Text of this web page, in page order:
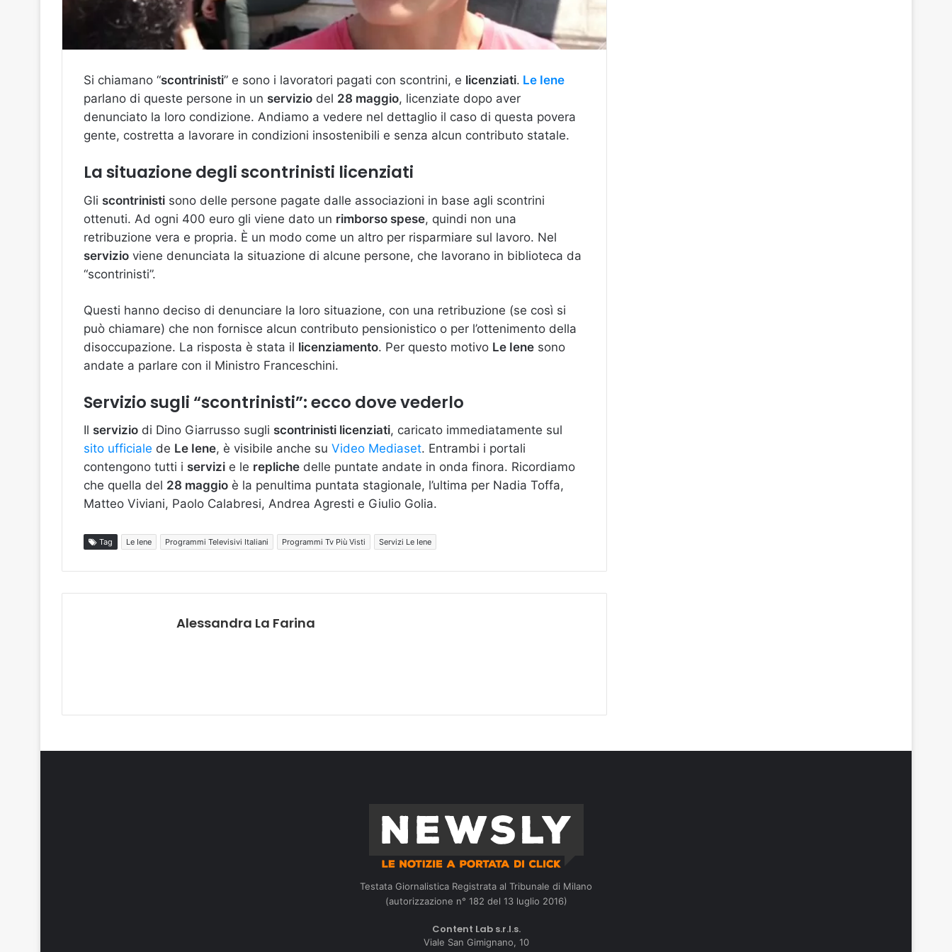
Si chiamano “scontrinisti” e sono i lavoratori pagati con scontrini, e licenziati. Le Iene
parlano di queste persone in un servizio del 28 maggio, licenziate dopo aver
denunciato la loro condizione. Andiamo a vedere nel dettaglio il caso di questa povera
gente, costretta a lavorare in condizioni insostenibili e senza alcun contributo statale.
La situazione degli scontrinisti licenziati
Gli scontrinisti sono delle persone pagate dalle associazioni in base agli scontrini
ottenuti. Ad ogni 400 euro gli viene dato un rimborso spese, quindi non una
retribuzione vera e propria. È un modo come un altro per risparmiare sul lavoro. Nel
servizio viene denunciata la situazione di alcune persone, che lavorano in biblioteca da
“scontrinisti”.
Questi hanno deciso di denunciare la loro situazione, con una retribuzione (se così si
può chiamare) che non fornisce alcun contributo pensionistico o per l’ottenimento della
disoccupazione. La risposta è stata il licenziamento. Per questo motivo Le Iene sono
andate a parlare con il Ministro Franceschini.
Servizio sugli “scontrinisti”: ecco dove vederlo
Il servizio di Dino Giarrusso sugli scontrinisti licenziati, caricato immediatamente sul
sito ufficiale de Le Iene, è visibile anche su Video Mediaset. Entrambi i portali
contengono tutti i servizi e le repliche delle puntate andate in onda finora. Ricordiamo
che quella del 28 maggio è la penultima puntata stagionale, l’ultima per Nadia Toffa,
Matteo Viviani, Paolo Calabresi, Andrea Agresti e Giulio Golia.
Tag Le Iene Programmi Televisivi Italiani Programmi Tv Più Visti Servizi Le Iene
Alessandra La Farina
Testata Giornalistica Registrata al Tribunale di Milano
(autorizzazione n° 182 del 13 luglio 2016)
Content Lab s.r.l.s.
Viale San Gimignano, 10